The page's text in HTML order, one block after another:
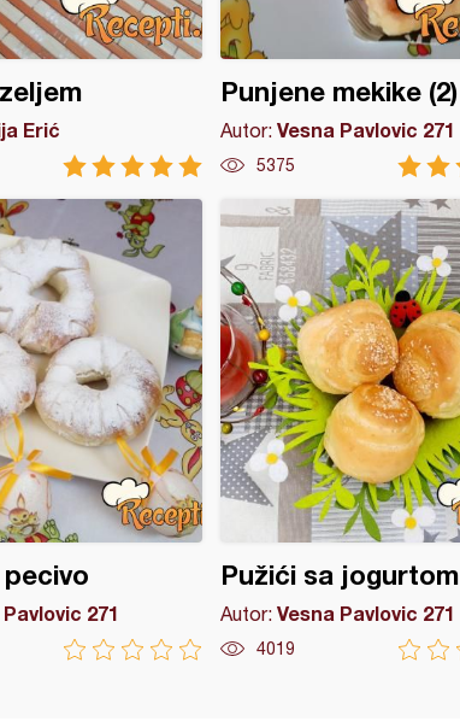
Erić
Punjene mekike (2)
Autor: Vesna Pavlovic 271
5375
271
Pužići sa jogurtom
Autor: Vesna Pavlovic 271
4019